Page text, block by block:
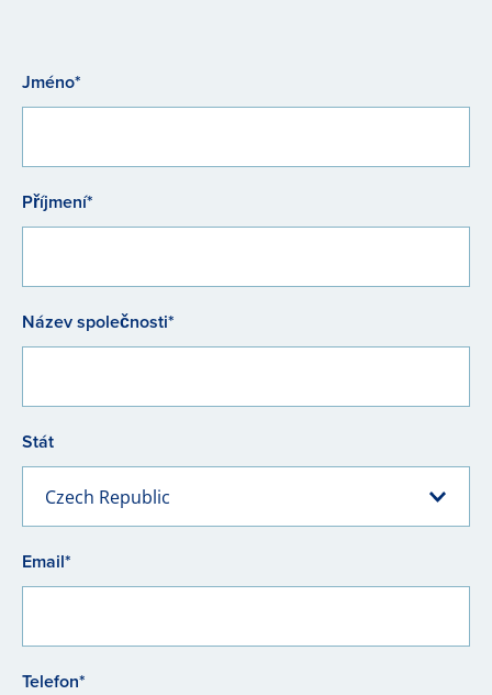
Jméno*
Příjmení*
Název společnosti*
Stát
Czech Republic
Email*
Telefon*